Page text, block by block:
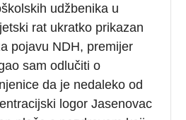
udžbenika u
rat ukratko prikazan
pojavu NDH, premijer
sam odlučiti o
da je nedaleko od
logor Jasenovac